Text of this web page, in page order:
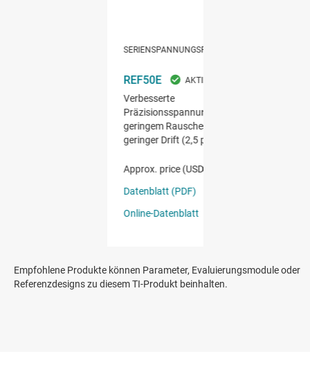
Empfohlene Produkte können Parameter, Evaluierungsmodule oder
Referenzdesigns zu diesem TI-Produkt beinhalten.